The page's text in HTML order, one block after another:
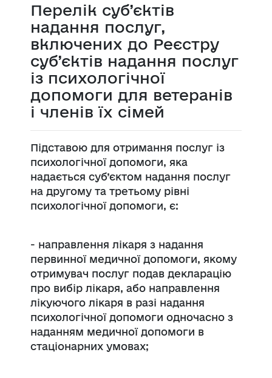
Перелік суб’єктів
надання послуг,
включених до Реєстру
суб’єктів надання послуг
із психологічної
допомоги для ветеранів
і членів їх сімей
Підставою для отримання послуг із
психологічної допомоги, яка
надається суб’єктом надання послуг
на другому та третьому рівні
психологічної допомоги, є:
- направлення лікаря з надання
первинної медичної допомоги, якому
отримувач послуг подав декларацію
про вибір лікаря, або направлення
лікуючого лікаря в разі надання
психологічної допомоги одночасно з
наданням медичної допомоги в
стаціонарних умовах;